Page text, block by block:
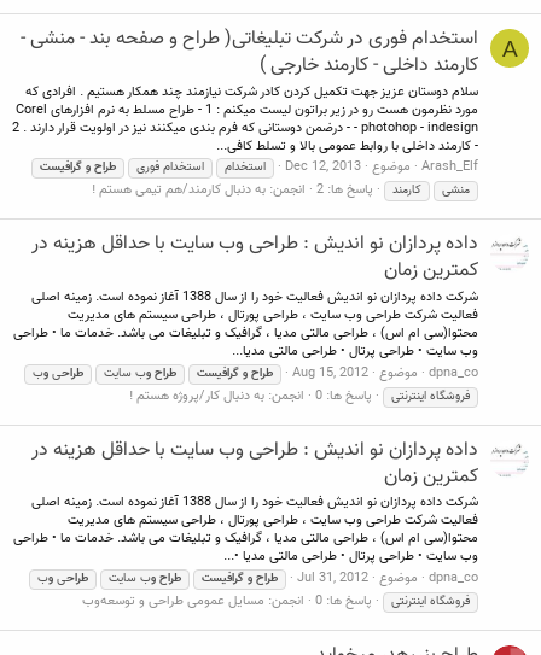
A
استخدام فوری در شرکت تبلیغاتی( طراح و صفحه بند - منشی -
کارمند داخلی - کارمند خارجی )
سلام دوستان عزیز جهت تکمیل کردن کادر شرکت نیازمند چند همکار هستیم . افرادی که
مورد نظرمون هست رو در زیر براتون لیست میکنم : 1 - طراح مسلط به نرم افزارهای Corel
- photohop - indesign - درضمن دوستانی که فرم بندی میکنند نیز در اولویت قرار دارند . 2
- کارمند داخلی با روابط عمومی بالا و تسلط کافی...
Arash_Elf موضوع Dec 12, 2013 استخدام استخدام فوری طراح و گرافیست
منشی
کارمند پاسخ ها: 2 انجمن: به دنبال کارمند/هم تیمی هستم !
داده پردازان نو اندیش : طراحی وب سایت با حداقل هزینه در
کمترین زمان
شرکت داده پردازان نو اندیش فعالیت خود را از سال 1388 آغاز نموده است. زمینه اصلی
فعالیت شرکت طراحی وب سایت ، طراحی پورتال ، طراحی سیستم های مدیریت
محتوا(سی ام اس) ، طراحی مالتی مدیا ، گرافیک و تبلیغات می باشد. خدمات ما • طراحی
وب سایت • طراحی پرتال • طراحی مالتی مدیا...
dpna_co موضوع Aug 15, 2012 طراح و گرافیست طراح وب سایت طراحی وب
فروشگاه اینترنتی
پاسخ ها: 0 انجمن: به دنبال کار/پروژه هستم !
داده پردازان نو اندیش : طراحی وب سایت با حداقل هزینه در
کمترین زمان
شرکت داده پردازان نو اندیش فعالیت خود را از سال 1388 آغاز نموده است. زمینه اصلی
فعالیت شرکت طراحی وب سایت ، طراحی پورتال ، طراحی سیستم های مدیریت
محتوا(سی ام اس) ، طراحی مالتی مدیا ، گرافیک و تبلیغات می باشد. خدمات ما • طراحی
وب سایت • طراحی پرتال • طراحی مالتی مدیا •...
dpna_co موضوع Jul 31, 2012 طراح و گرافیست طراح وب سایت طراحی وب
فروشگاه اینترنتی
پاسخ ها: 0 انجمن: مسایل عمومی طراحی و توسعه‌وب